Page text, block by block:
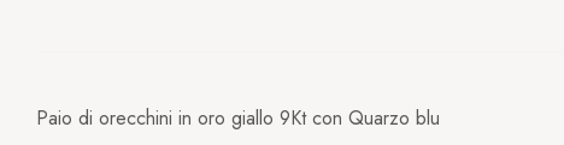
Paio di orecchini in oro giallo 9Kt con Quarzo blu